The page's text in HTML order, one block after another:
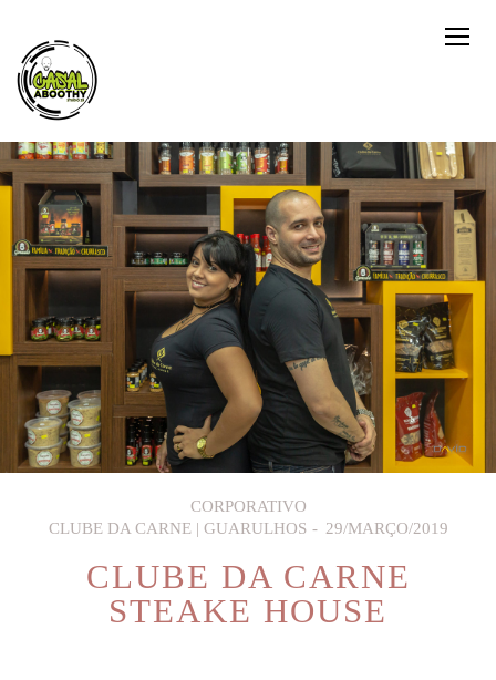
CORPORATIVO
CLUBE DA CARNE | GUARULHOS
29/MARÇO/2019
CLUBE DA CARNE
STEAKE HOUSE